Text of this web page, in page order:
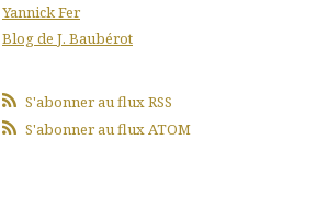
Yannick Fer
Blog de J. Baubérot
S'abonner au flux RSS
S'abonner au flux ATOM